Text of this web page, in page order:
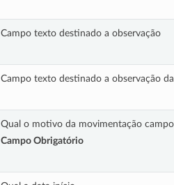
Campo texto destinado a observação
Campo texto destinado a observação
Qual o motivo da movimentação
Campo Obrigatório